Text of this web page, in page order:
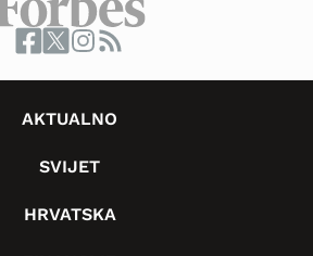
AKTUALNO
SVIJET
HRVATSKA